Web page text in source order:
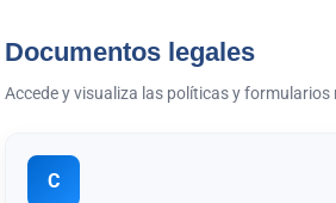
Documentos legales
Accede y visualiza las políticas y
C